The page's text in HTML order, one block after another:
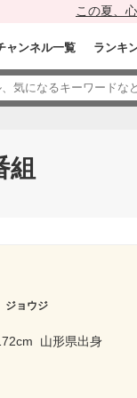
この夏、
ャンネル一覧 ランキ
ョウジ
山形県出身